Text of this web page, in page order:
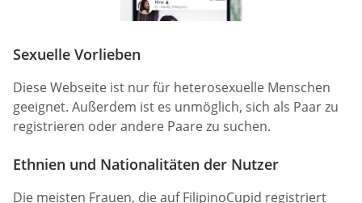
Sexuelle Vorlieben
Diese Webseite ist nur für heterosexuelle Menschen
geeignet. Außerdem ist es unmöglich, sich als Paar zu
registrieren oder andere Paare zu suchen.
Ethnien und Nationalitäten der Nutzer
Die meisten Frauen, die auf FilipinoCupid registriert